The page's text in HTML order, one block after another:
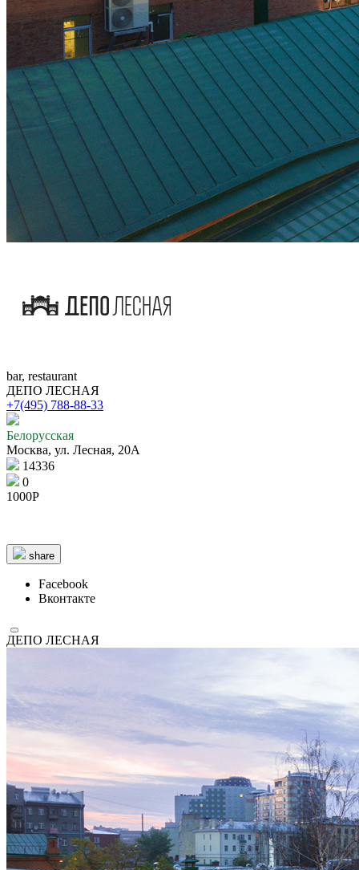
bar, restaurant
ДЕПО ЛЕСНАЯ
+7(495) 788-88-33
Белорусская
Москва, ул. Лесная, 20A
14336
0
1000Р
© 1987–2026 HERE |
share
Facebook
Вконтакте
ДЕПО ЛЕСНАЯ